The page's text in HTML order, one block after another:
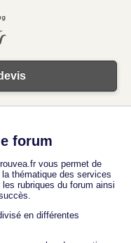
forum
vous permet de
thématique des services
rubriques du forum ainsi
en différentes